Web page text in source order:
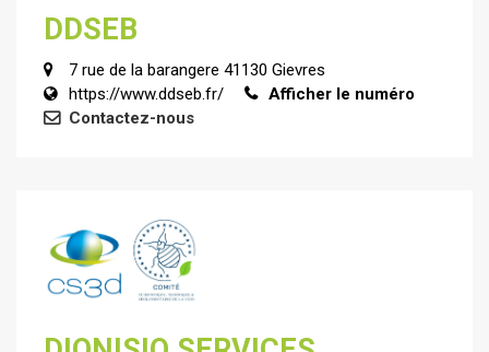
DDSEB
7 rue de la barangere 41130 Gievres
https://www.ddseb.fr/
Afficher le numéro
Contactez-nous